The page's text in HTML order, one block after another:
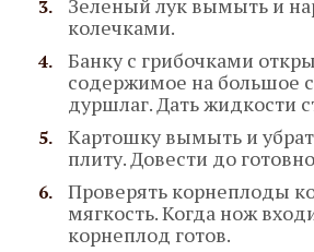
колечками.
Банку с грибочками
содержимое на большое
дуршлаг. Дать жидкости
Картошку вымыть и
плиту. Довести до
Проверять корнеплоды
мягкость. Когда нож
корнеплод готов.